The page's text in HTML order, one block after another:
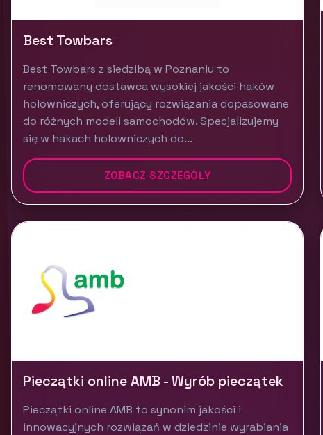
Best Towbars
Best Towbars z siedzibą w Poznaniu to
renomowany dostawca wysokiej jakości haków
holowniczych, oferujący rozwiązania dopasowane
do różnych modeli samochodów. Specjalizujemy
się w hakach holowniczych do...
ZOBACZ SZCZEGÓŁY
Pieczątki online AMB - Wyrób pieczątek
Pieczątki online AMB to synonim jakości i
innowacyjnych rozwiązań w dziedzinie wyrabiania